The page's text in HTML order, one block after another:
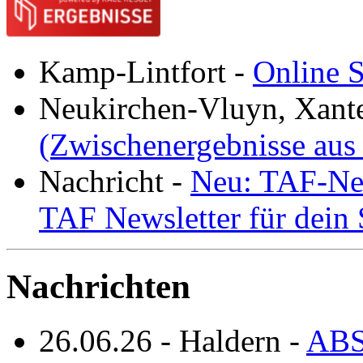
Kamp-Lintfort - Online
Neukirchen-Vluyn,
(Zwischenergebnisse
Nachricht - Neu: TAF-
TAF Newsletter für dein
Nachrichten
26.06.26 - Haldern -